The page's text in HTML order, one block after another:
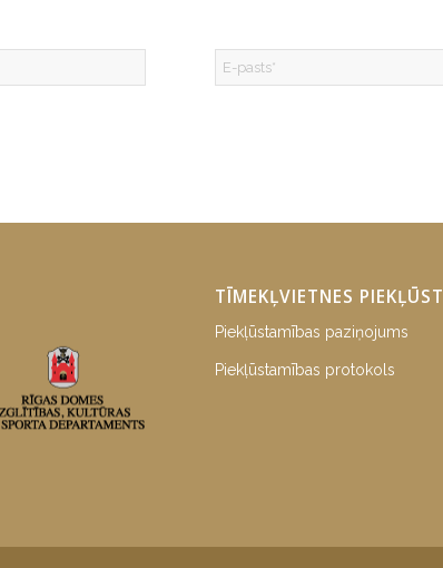
TĪMEKĻVIETNES
Piekļūstamības paziņojums
Piekļūstamības protokols